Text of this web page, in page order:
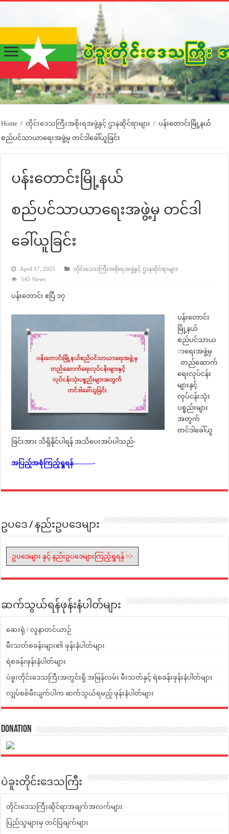
Home / တိုင်းဒေသကြီးအစိုးရအဖွဲ့နှင့် ဌာနဆိုင်ရာများ / ပန်းတောင်းမြို့နယ်
စည်ပင်သာယာရေးအဖွဲ့မှ တင်ဒါခေါ်ယူခြင်း
ပန်းတောင်းမြို့နယ်
စည်ပင်သာယာရေးအဖွဲ့မှ တင်ဒါ
ခေါ်ယူခြင်း
April 17, 2025
တိုင်းဒေသကြီးအစိုးရအဖွဲ့နှင့် ဌာနဆိုင်ရာများ
545 Views
ပန်းတောင်း ဧပြီ ၁၇
ပန်းတောင်း
မြို့နယ်
စည်ပင်သာယ
ာရေးအဖွဲ့မှ
တည်ဆောက်
ရေးလုပ်ငန်း
များနှင့်
လုပ်ငန်းသုံး
ပစ္စည်းများ
အတွက်
တင်ဒါခေါ်ယူ
ခြင်းအား သိရှိနိုင်ပါရန် အသိပေးအပ်ပါသည်-
အပြည့်အစုံကြည့်ရှုရန်———-
ဥပဒေ / နည်းဥပဒေများ
ဥပဒေများ နှင့် နည်းဥပဒေများကြည့်ရှုရန် >>
ဆက်သွယ်ရန်ဖုန်းနံပါတ်များ
ဆေးရုံ / လူနာတင်ယာဉ်
မီးသတ်စခန်းများ၏ ဖုန်းနံပါတ်များ
ရဲစခန်းဖုန်းနံပါတ်များ
ပဲခူးတိုင်းဒေသကြီးအတွင်းရှိ အမြန်လမ်း မီးသတ်နှင့် ရဲစခန်းဖုန်းနံပါတ်များ
လျှပ်စစ်မီးပျက်ပါက ဆက်သွယ်ရမည့် ဖုန်းနံပါတ်များ
Donation
ပဲခူးတိုင်းဒေသကြီး
တိုင်းဒေသကြီးဆိုင်ရာအချက်အလက်များ
ပြည်သူများမှ တင်ပြချက်များ